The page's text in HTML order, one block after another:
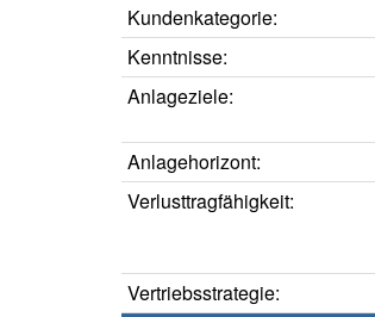
Kundenkategorie:
Kenntnisse:
Anlageziele:
Anlagehorizont:
Verlusttragfähigkeit:
Vertriebsstrategie: